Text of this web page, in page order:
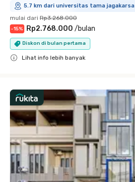
5.7 km dari universitas tama jagakarsa
mulai dari Rp3.268.000
-15% Rp2.768.000 /bulan
Diskon di bulan pertama
Lihat info lebih banyak